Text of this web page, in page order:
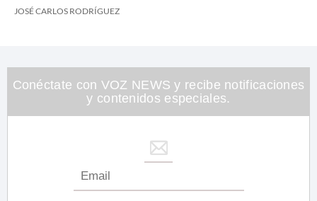
JOSÉ CARLOS RODRÍGUEZ
Conéctate con VOZ NEWS y recibe notificaciones
y contenidos especiales.